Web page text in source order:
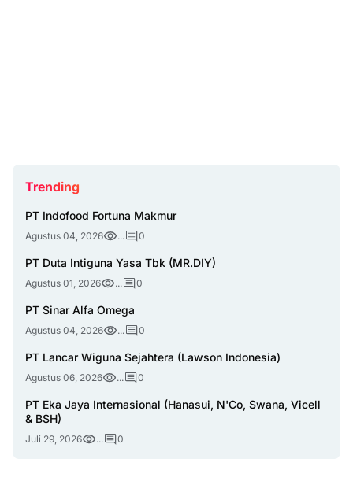
Trending
PT Indofood Fortuna Makmur
Agustus 04, 2026 ... 0
PT Duta Intiguna Yasa Tbk (MR.DIY)
Agustus 01, 2026 ... 0
PT Sinar Alfa Omega
Agustus 04, 2026 ... 0
PT Lancar Wiguna Sejahtera (Lawson Indonesia)
Agustus 06, 2026 ... 0
PT Eka Jaya Internasional (Hanasui, N'Co, Swana, Vicell
& BSH)
Juli 29, 2026 ... 0